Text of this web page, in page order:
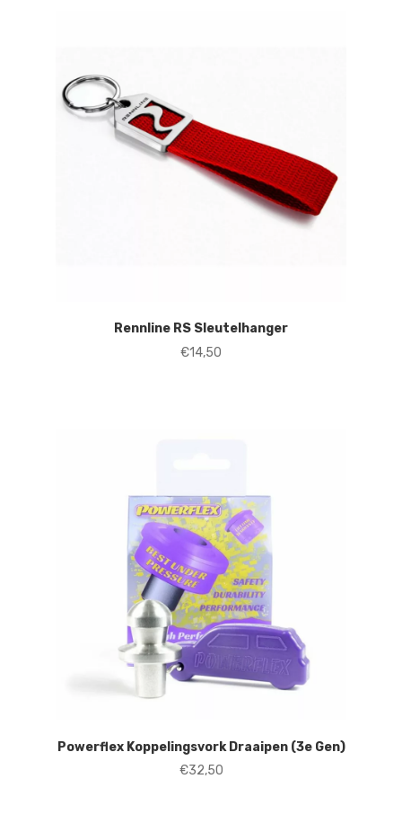
Rennline RS Sleutelhanger
€14,50
Powerflex Koppelingsvork Draaipen (3e Gen)
€32,50